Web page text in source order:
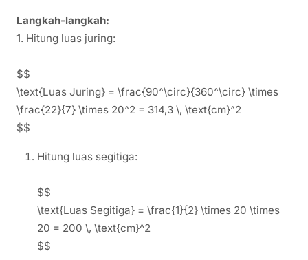
Langkah-langkah:
1. Hitung luas juring:
$$
\text{Luas Juring} = \frac{90^\circ}{360^\circ} \times
\frac{22}{7} \times 20^2 = 314,3 \, \text{cm}^2
$$
Hitung luas segitiga:
$$
\text{Luas Segitiga} = \frac{1}{2} \times 20 \times
20 = 200 \, \text{cm}^2
$$